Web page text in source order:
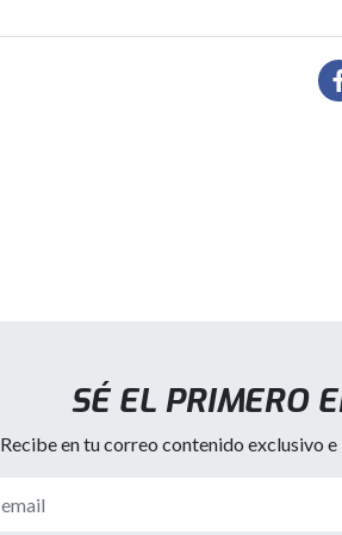
SÉ EL PRIMERO
Recibe en tu correo contenido exclusivo